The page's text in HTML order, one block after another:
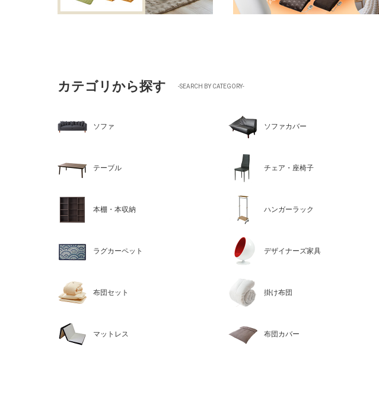
カテゴリから探す -SEARCH BY CATEGORY-
ソファ ソファカバー
テーブル チェア・座椅子
本棚・本収納 ハンガーラック
ラグカーペット デザイナーズ家具
布団セット 掛け布団
マットレス 布団カバー